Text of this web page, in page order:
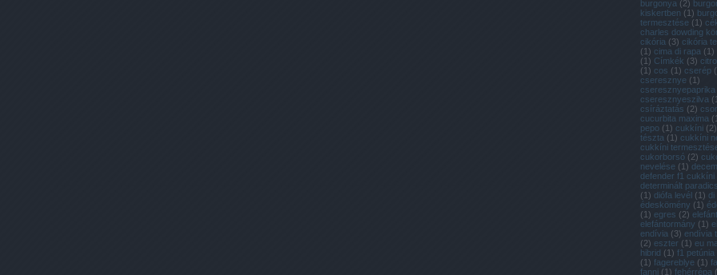
burgonya (2)
kiskertben (1)
termesztése (1)
charles dowding
cikória (3) cikória
(1) cima di rapa (1)
(1) Címkék (3)
(1) cos (1) cserép (
cseresznye (1)
cseresznyepaprika
cseresznyeszilva (1
csíráztatás (2)
cucurbita maxima (1
pepo (1) cukkíni (2)
tészta (1) cukkíni
cukkíni
cukorborsó (2)
nevelése (1)
defender f1 cukkíni
determinált
(1) diófa levél (1) di
édeskömény (1)
(1) egres (2)
elefántormány (1)
endívia (3) endívia
(2) eszter (1) eu
hibrid (1) f1 petúnia
(1) fagereblye (1)
fanni (1) fehérrépa (